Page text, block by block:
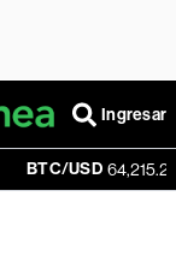
Ingresar
64,215.25 -